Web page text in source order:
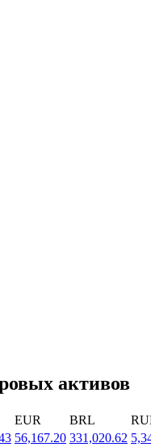
ежедневно
доступ
токенов
активов
EUR BRL
56,167.20 331,020.62